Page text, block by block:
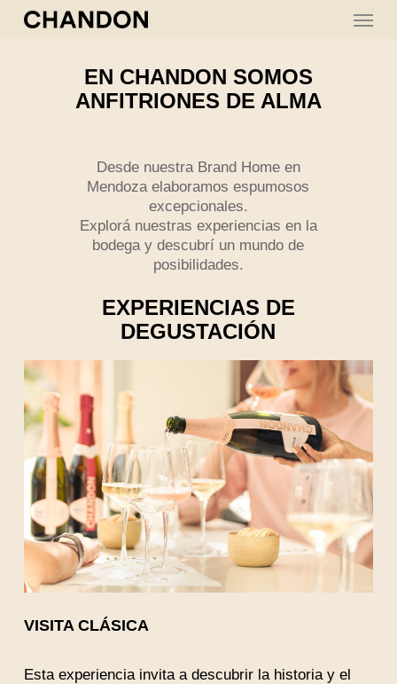
Skip
Menu
EN CHANDON SOMOS
ANFITRIONES DE ALMA
Desde nuestra Brand Home en
Mendoza elaboramos espumosos
excepcionales.
Explorá nuestras experiencias en la
bodega y descubrí un mundo de
posibilidades.
EXPERIENCIAS DE
DEGUSTACIÓN
VISITA CLÁSICA
Esta experiencia invita a descubrir la historia y el